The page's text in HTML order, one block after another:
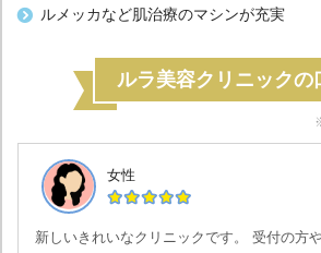
ルメッカなど肌治療のマシンが充実
ルラ美容クリニックの
女性
新しいきれいなクリニックです。 受付の方